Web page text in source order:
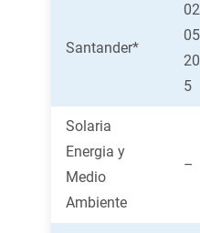
Santander*
5
Solaria
Energia y
Medio
Ambiente
–